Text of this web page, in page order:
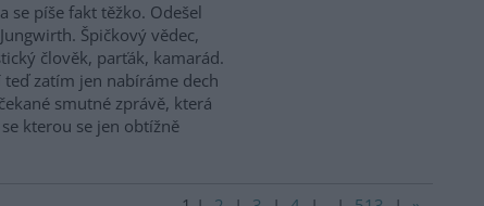
se píše fakt těžko. Odešel
Špičkový vědec,
člověk, parťák, kamarád.
teď zatím jen nabíráme dech
smutné zprávě, která
kterou se jen obtížně